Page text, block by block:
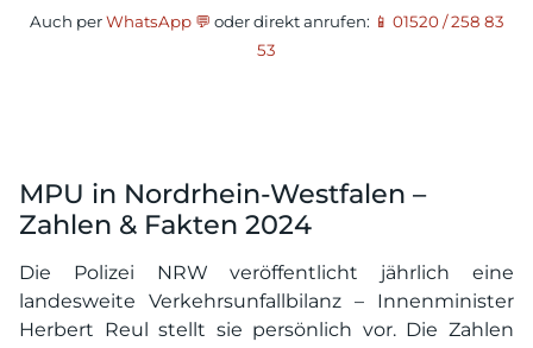
Auch perWhatsApp 💬 oder direkt anrufen: 📱 01520 / 258 83
53
MPU in Nordrhein-Westfalen –
Zahlen & Fakten 2024
Die Polizei NRW veröffentlicht jährlich eine
landesweite Verkehrsunfallbilanz – Innenminister
Herbert Reul stellt sie persönlich vor. Die Zahlen